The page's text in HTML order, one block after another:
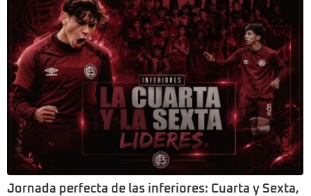
Jornada perfecta de las inferiores: Cuarta y Sexta,